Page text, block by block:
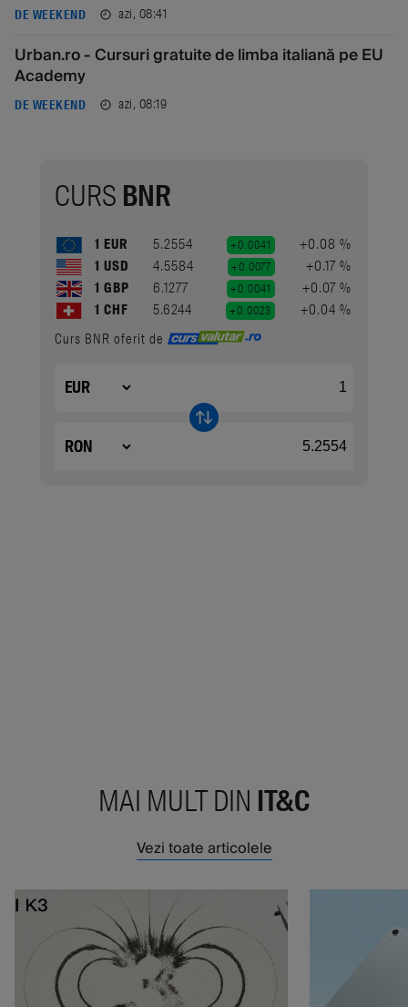
DE WEEKEND azi, 08:41
Urban.ro - Cursuri gratuite de limba italiană pe EU
Academy
DE WEEKEND azi, 08:19
CURS BNR
1 EUR 5.2554 +0.0041
+0.08 %
1 USD
4.5584 +0.0077
+0.17 %
1 GBP
6.1277 +0.0041
+0.07 %
1 CHF
5.6244 +0.0023
+0.04 %
Curs BNR oferit de
MAI MULT DIN IT&C
Vezi toate articolele